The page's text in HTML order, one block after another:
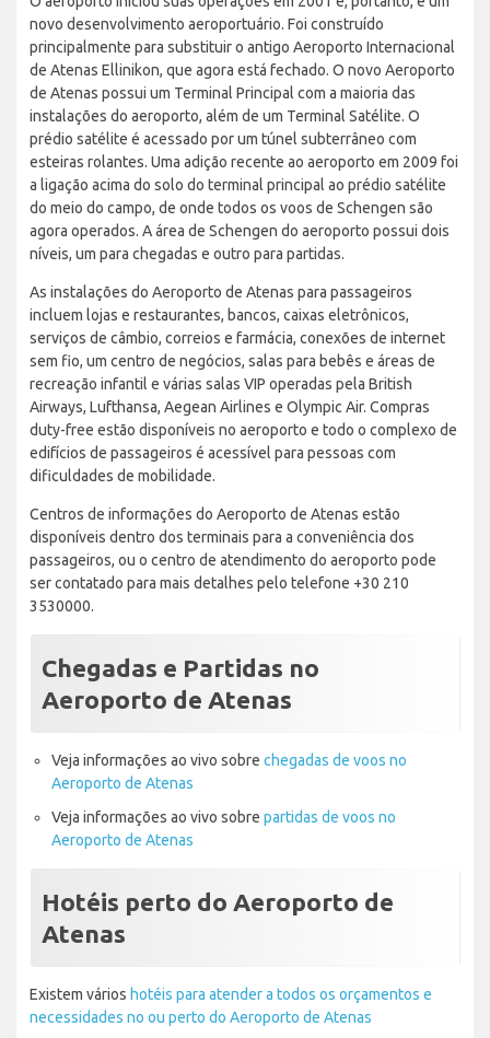
novo desenvolvimento aeroportuário. Foi construído
principalmente para substituir o antigo Aeroporto Internacional
de Atenas Ellinikon, que agora está fechado. O novo Aeroporto
de Atenas possui um Terminal Principal com a maioria das
instalações do aeroporto, além de um Terminal Satélite. O
prédio satélite é acessado por um túnel subterrâneo com
esteiras rolantes. Uma adição recente ao aeroporto em 2009 foi
a ligação acima do solo do terminal principal ao prédio satélite
do meio do campo, de onde todos os voos de Schengen são
agora operados. A área de Schengen do aeroporto possui dois
níveis, um para chegadas e outro para partidas.
As instalações do Aeroporto de Atenas para passageiros
incluem lojas e restaurantes, bancos, caixas eletrônicos,
serviços de câmbio, correios e farmácia, conexões de internet
sem fio, um centro de negócios, salas para bebês e áreas de
recreação infantil e várias salas VIP operadas pela British
Airways, Lufthansa, Aegean Airlines e Olympic Air. Compras
duty-free estão disponíveis no aeroporto e todo o complexo de
edifícios de passageiros é acessível para pessoas com
dificuldades de mobilidade.
Centros de informações do Aeroporto de Atenas estão
disponíveis dentro dos terminais para a conveniência dos
passageiros, ou o centro de atendimento do aeroporto pode
ser contatado para mais detalhes pelo telefone +30 210
3530000.
Chegadas e Partidas no
Aeroporto de Atenas
Veja informações ao vivo sobre chegadas de voos no
Aeroporto de Atenas
Veja informações ao vivo sobre partidas de voos no
Aeroporto de Atenas
Hotéis perto do Aeroporto de
Atenas
Existem vários hotéis para atender a todos os orçamentos e
necessidades no ou perto do Aeroporto de Atenas